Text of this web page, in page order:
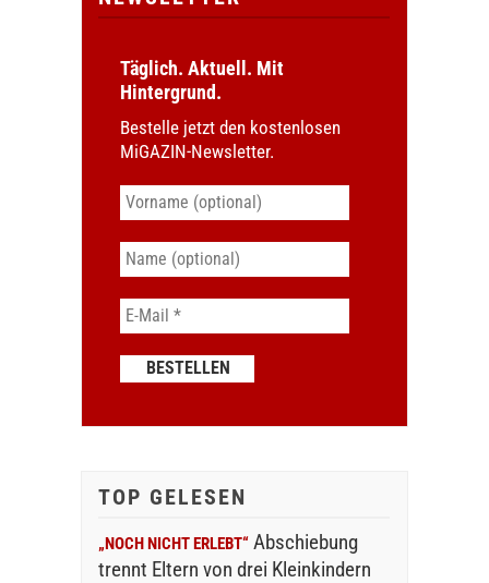
Täglich. Aktuell. Mit
Hintergrund.
Bestelle jetzt den kostenlosen
MiGAZIN-Newsletter.
TOP GELESEN
„NOCH NICHT ERLEBT“ Abschiebung
trennt Eltern von drei Kleinkindern